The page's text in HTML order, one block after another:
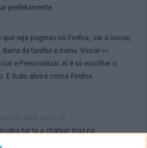
perfeitamente.
seja paginas no Firefox, vai a iniciar,
de tarefas e menu ‘Iniciar »»
e Personalizar. Aí é só escolher o
E tudo abrirá como Firefox.
tar te a chatear mas na